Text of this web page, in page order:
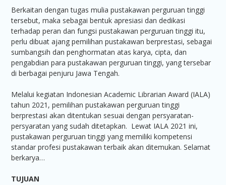
Berkaitan dengan tugas mulia pustakawan perguruan tinggi
tersebut, maka sebagai bentuk apresiasi dan dedikasi
terhadap peran dan fungsi pustakawan perguruan tinggi itu,
perlu dibuat ajang pemilihan pustakawan berprestasi, sebagai
sumbangsih dan penghormatan atas karya, cipta, dan
pengabdian para pustakawan perguruan tinggi, yang tersebar
di berbagai penjuru Jawa Tengah.
Melalui kegiatan Indonesian Academic Librarian Award (IALA)
tahun 2021, pemilihan pustakawan perguruan tinggi
berprestasi akan ditentukan sesuai dengan persyaratan-
persyaratan yang sudah ditetapkan. Lewat IALA 2021 ini,
pustakawan perguruan tinggi yang memiliki kompetensi
standar profesi pustakawan terbaik akan ditemukan. Selamat
berkarya…
TUJUAN